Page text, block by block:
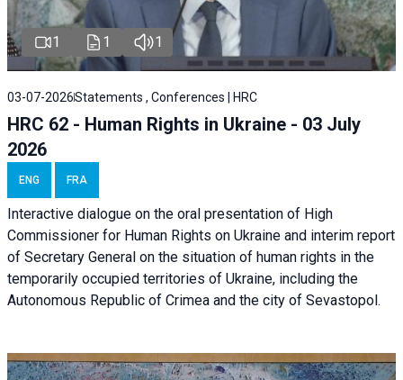
1 1 1
03-07-2026Statements , Conferences | HRC
HRC 62 - Human Rights in Ukraine - 03 July
2026
ENG FRA
Interactive dialogue on the oral presentation of High
Commissioner for Human Rights on Ukraine and interim report
of Secretary General on the situation of human rights in the
temporarily occupied territories of Ukraine, including the
Autonomous Republic of Crimea and the city of Sevastopol.